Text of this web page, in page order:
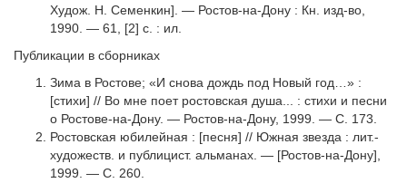
Худож. Н. Семенкин]. — Ростов-на-Дону : Кн. изд-во,
1990. — 61, [2] с. : ил.
Публикации в сборниках
Зима в Ростове; «И снова дождь под Новый год…» :
[стихи] // Во мне поет ростовская душа... : стихи и песни
о Ростове-на-Дону. — Ростов-на-Дону, 1999. — С. 173.
Ростовская юбилейная : [песня] // Южная звезда : лит.-
художеств. и публицист. альманах. — [Ростов-на-Дону],
1999. — С. 260.